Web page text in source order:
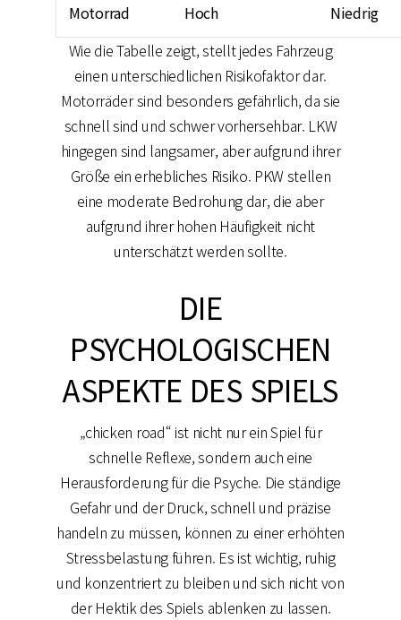
Motorrad Hoch
Niedrig
Wie die Tabelle zeigt, stellt jedes Fahrzeug
einen unterschiedlichen Risikofaktor dar.
Motorräder sind besonders gefährlich, da sie
schnell sind und schwer vorhersehbar. LKW
hingegen sind langsamer, aber aufgrund ihrer
Größe ein erhebliches Risiko. PKW stellen
eine moderate Bedrohung dar, die aber
aufgrund ihrer hohen Häufigkeit nicht
unterschätzt werden sollte.
DIE
PSYCHOLOGISCHEN
ASPEKTE DES SPIELS
„chicken road“ ist nicht nur ein Spiel für
schnelle Reflexe, sondern auch eine
Herausforderung für die Psyche. Die ständige
Gefahr und der Druck, schnell und präzise
handeln zu müssen, können zu einer erhöhten
Stressbelastung führen. Es ist wichtig, ruhig
und konzentriert zu bleiben und sich nicht von
der Hektik des Spiels ablenken zu lassen.